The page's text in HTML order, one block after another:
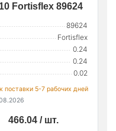
Fortisflex 89624
89624
Fortisflex
0.24
0.24
0.02
поставки 5-7 рабочих дней
466.04 / шт.